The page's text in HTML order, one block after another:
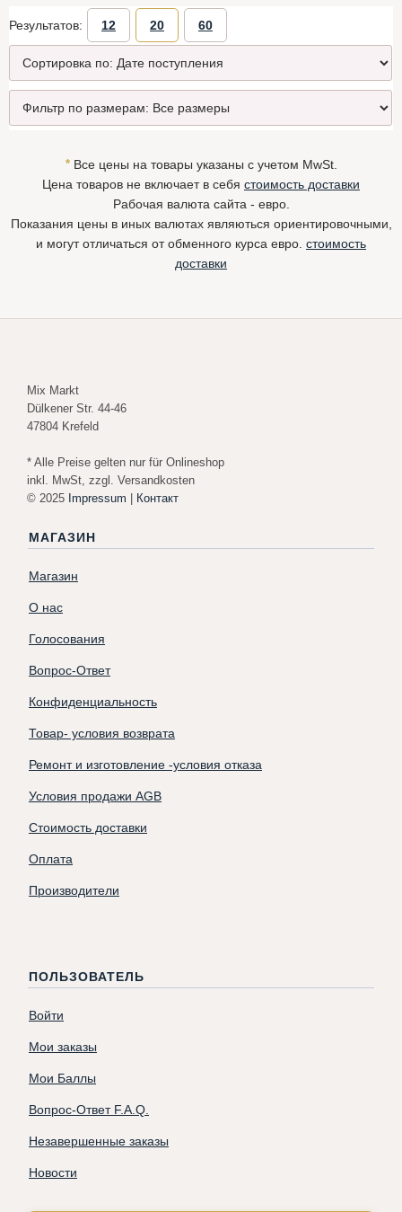
Результатов: 12 20 60
*Все цены на товары указаны с учетом MwSt.
Цена товаров не включает в себя стоимость доставки
Рабочая валюта сайта - евро.
Показания цены в иных валютах являються ориентировочными,
и могут отличаться от обменного курса евро. стоимость
доставки
Mix Markt
Dülkener Str. 44-46
47804 Krefeld
* Alle Preise gelten nur für Onlineshop
inkl. MwSt, zzgl. Versandkosten
© 2025 Impressum | Контакт
МАГАЗИН
Магазин
О нас
Голосования
Вопрос-Ответ
Конфиденциальность
Товар- условия возврата
Ремонт и изготовление -условия отказа
Условия продажи AGB
Стоимость доставки
Оплата
Производители
ПОЛЬЗОВАТЕЛЬ
Войти
Мои заказы
Мои Баллы
Вопрос-Ответ F.A.Q.
Незавершенные заказы
Новости